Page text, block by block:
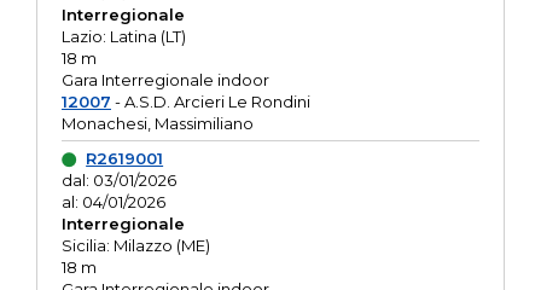
Interregionale
Lazio: Latina (LT)
18 m
Gara Interregionale indoor
12007 - A.S.D. Arcieri Le Rondini
Monachesi, Massimiliano
R2619001
dal: 03/01/2026
al: 04/01/2026
Interregionale
Sicilia: Milazzo (ME)
18 m